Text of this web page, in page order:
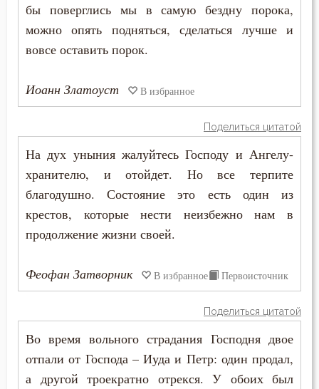
Ветхий Завет
Вечные муки
Вознесение
Война
Воля
Воля Божия
Воровство
бы поверглись мы в самую бездну порока,
можно опять подняться, сделаться лучше и
вовсе оставить порок.
Иоанн Златоуст В избранное
Поделиться цитатой
На дух уныния жалуйтесь Господу и Ангелу-
хранителю, и отойдет. Но все терпите
благодушно. Состояние это есть один из
крестов, которые нести неизбежно нам в
продолжение жизни своей.
Феофан Затворник В избранное Первоисточник
Поделиться цитатой
Во время вольного страдания Господня двое
отпали от Господа – Иуда и Петр: один продал,
а другой троекратно отрекся. У обоих был